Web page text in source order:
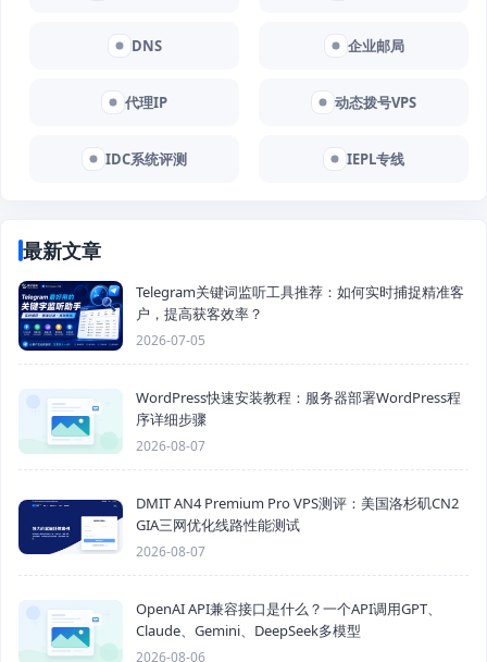
DNS 企业邮局
代理IP 动态拨号VPS
IDC系统评测 IEPL专线
最新文章
Telegram关键词监听工具推荐：如何实时捕捉精准客
户，提高获客效率？
2026-07-05
WordPress快速安装教程：服务器部署WordPress程
序详细步骤
2026-08-07
DMIT AN4 Premium Pro VPS测评：美国洛杉矶CN2
GIA三网优化线路性能测试
2026-08-07
OpenAI API兼容接口是什么？一个API调用GPT、
Claude、Gemini、DeepSeek多模型
2026-08-06